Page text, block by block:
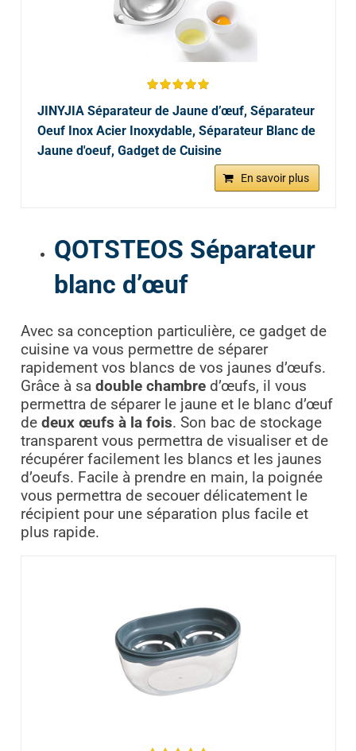
JINYJIA Séparateur de Jaune d’œuf, Séparateur
Oeuf Inox Acier Inoxydable, Séparateur Blanc de
Jaune d'oeuf, Gadget de Cuisine
En savoir plus
QOTSTEOS Séparateur
blanc d’œuf
Avec sa conception particulière, ce gadget de
cuisine va vous permettre de séparer
rapidement vos blancs de vos jaunes d’œufs.
Grâce à sa double chambred’œufs, il vous
permettra de séparer le jaune et le blanc d’œuf
de deux œufs à la fois. Son bac de stockage
transparent vous permettra de visualiser et de
récupérer facilement les blancs et les jaunes
d’oeufs. Facile à prendre en main, la poignée
vous permettra de secouer délicatement le
récipient pour une séparation plus facile et
plus rapide.